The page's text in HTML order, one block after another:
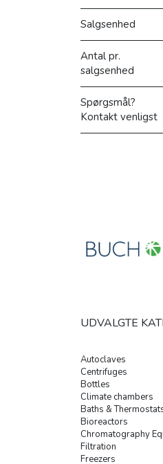
Salgsenhed
Antal pr.
salgsenhed
Spørgsmål?
Kontakt venligst
Autoclaves
Centrifuges
Bottles
Climate chambers
Baths &
Bioreactors
Chromatography
Filtration
Freezers
UDVALGTE